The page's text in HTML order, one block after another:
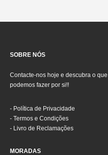
SOBRE NÓS
Contacte-nos hoje e descubra o que
podemos fazer por si!!
- Política de Privacidade
- Termos e Condições
-
Livro de Reclamações
MORADAS